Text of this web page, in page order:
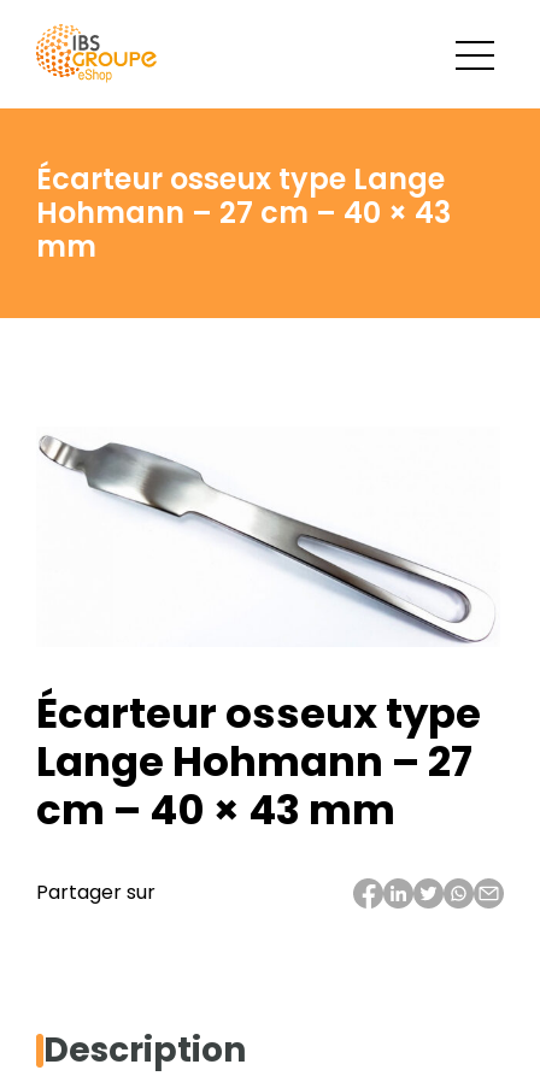
Écarteur osseux type Lange
Hohmann – 27 cm – 40 × 43
mm
Écarteur osseux type
Lange Hohmann – 27
cm – 40 × 43 mm
Partager sur
Description